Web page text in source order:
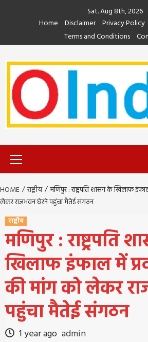
Sat. Aug 8th, 2026
Home
Disclaimer Privacy Policy
Terms and Conditions
HOME राष्ट्रीय
मणिपुर : राष्ट्रपति शासन के खिलाफ
लेकर राजभवन घेरने पहुंचा मैतेई संगठन
राष्ट्रीय
मणिपुर : राष्ट्रपति
खिलाफ इंफाल में
की मांग को लेकर
पहुंचा मैतेई संगठन
1 year ago admin